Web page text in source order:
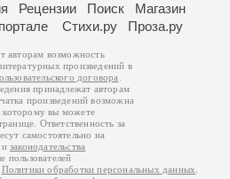
Рецензии Поиск
Магазин
Стихи.ру Проза.ру
авторам возможность
произведений в
договора.
принадлежат авторам
произведений возможна
которому вы можете
Ответственность за
самостоятельно на
изаконодательства
пользователей
Политики обработки персональных данных.